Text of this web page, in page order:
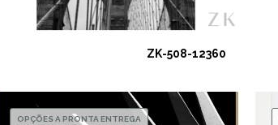
ZK-508-12360
OPÇÕES A PRONTA ENTREGA